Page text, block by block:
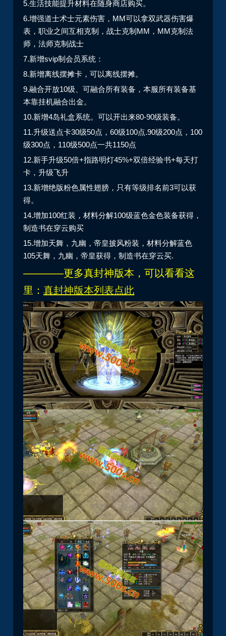
5.生活技能提升材料在随身商店购买。
6.增强道士术士元素伤害，MM可以拿双武器伤害爆
表，职业之间互相克制，战士克制MM，MM克制法
师，法师克制战士
7.新增svip制会员系统：
8.新增离线摆摊卡，可以离线摆摊。
9.融合开放10级、可融合所有装备，本服所有装备基
本靠挂机融合出金。
10.新增4岛礼盒系统。可以开出来80-90级装备。
11.升级送点卡30级50点，60级100点.90级200点，100
级300点，110级500点一共1150点
12.新手升级50倍+指路明灯45%+双倍经验书+每天打
卡，升级飞升
13.新增绝版粉色属性翅膀，只有等级排名前3可以获
得。
14.增加100红装，材料分解100级蓝色金色装备获得，
制造书在穿云购买
15.增加天舞，九幽，帝皇披风粉装，材料分解蓝色
105天舞，九幽，帝皇获得，制造书在穿云买.
————更多真封神版本，可以看看这
里：真封神版本列表点此